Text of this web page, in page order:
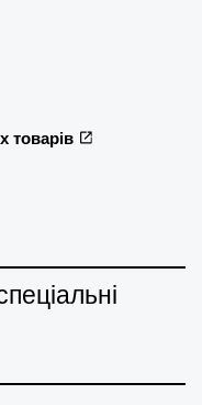
товарів